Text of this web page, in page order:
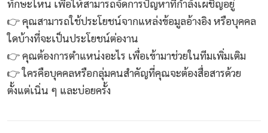
ทักษะไหน เพื่อให้สามารถจัดการปัญหาที่กำลังเผชิญอยู่
👉 คุณสามารถใช้ประโยชน์จากแหล่งข้อมูลอ้างอิง หรือบุคคล
ใดบ้างที่จะเป็นประโยชน์ต่องาน
👉 คุณต้องการตำแหน่งอะไร เพื่อเข้ามาช่วยในทีมเพิ่มเติม
👉 ใครคือบุคคลหรือกลุ่มคนสำคัญที่คุณจะต้องสื่อสารด้วย
ตั้งแต่เนิ่น ๆ และบ่อยครั้ง